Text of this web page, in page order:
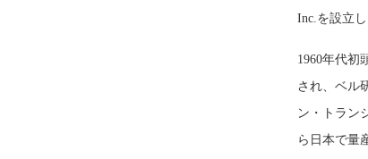
Inc.を設立
1960年代初
され、ベル
ン・トラン
ら日本で量